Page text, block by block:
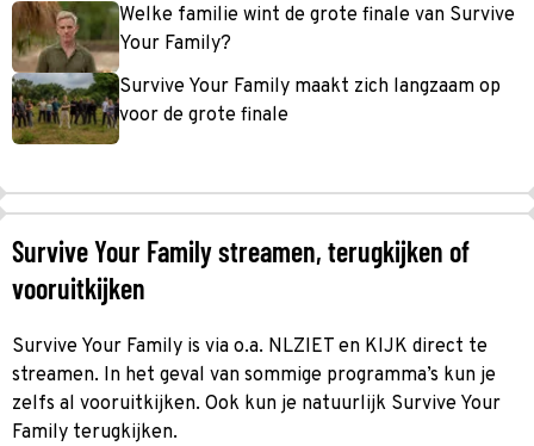
Welke familie wint de grote finale van Survive
Your Family?
Survive Your Family maakt zich langzaam op
voor de grote finale
Survive Your Family streamen, terugkijken of
vooruitkijken
Survive Your Family is via o.a. NLZIET en KIJK direct te
streamen. In het geval van sommige programma’s kun je
zelfs al vooruitkijken. Ook kun je natuurlijk Survive Your
Family terugkijken.